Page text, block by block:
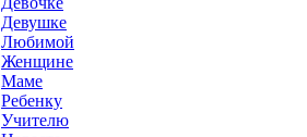
Девушке
Любимой
Женщине
Маме
Ребенку
Учителю